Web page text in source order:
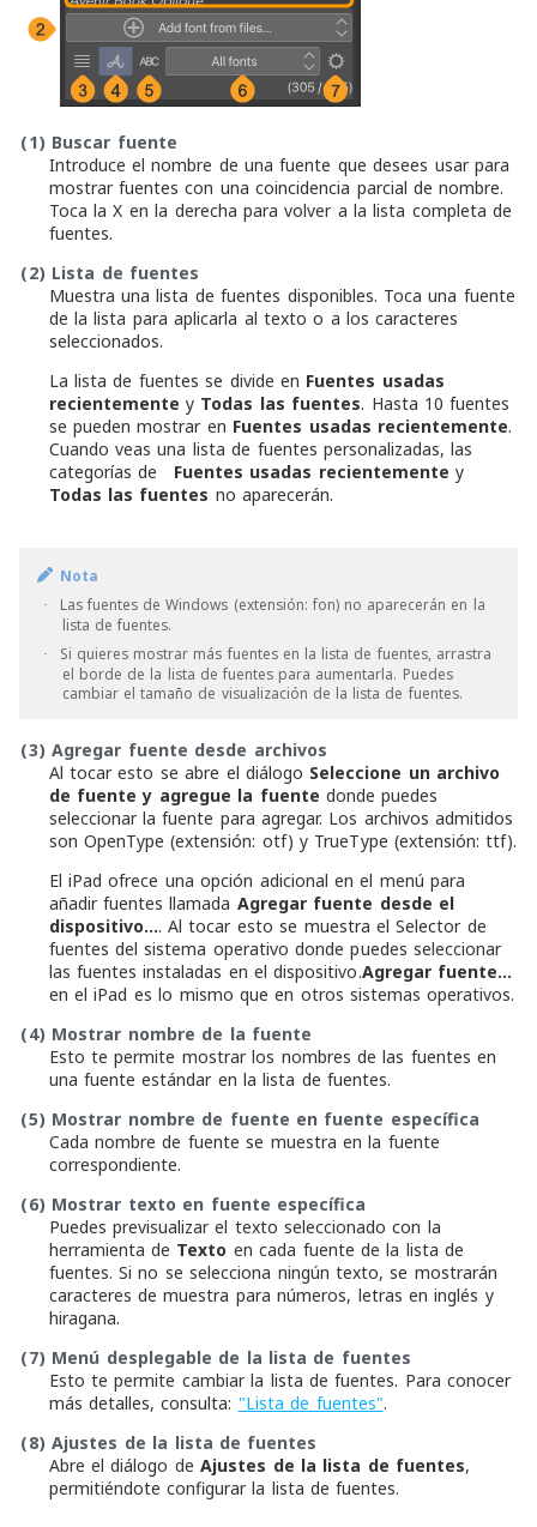
(1) Buscar fuente
Introduce el nombre de una fuente que desees usar para
mostrar fuentes con una coincidencia parcial de nombre.
Toca la X en la derecha para volver a la lista completa de
fuentes.
(2) Lista de fuentes
Muestra una lista de fuentes disponibles. Toca una fuente
de la lista para aplicarla al texto o a los caracteres
seleccionados.
La lista de fuentes se divide en Fuentes usadas
recientemente y Todas las fuentes. Hasta 10 fuentes
se pueden mostrar en Fuentes usadas recientemente.
Cuando veas una lista de fuentes personalizadas, las
categorías de
Fuentes usadas recientemente y
Todas las fuentes no aparecerán.
Nota
·
Las fuentes de Windows (extensión: fon) no aparecerán en la
lista de fuentes.
·
Si quieres mostrar más fuentes en la lista de fuentes, arrastra
el borde de la lista de fuentes para aumentarla. Puedes
cambiar el tamaño de visualización de la lista de fuentes.
(3) Agregar fuente desde archivos
Al tocar esto se abre el diálogo Seleccione un archivo
de fuente y agregue la fuente donde puedes
seleccionar la fuente para agregar. Los archivos admitidos
son OpenType (extensión: otf) y TrueType (extensión: ttf).
El iPad ofrece una opción adicional en el menú para
añadir fuentes llamada Agregar fuente desde el
dispositivo.... Al tocar esto se muestra el Selector de
fuentes del sistema operativo donde puedes seleccionar
las fuentes instaladas en el dispositivo.Agregar fuente...
en el iPad es lo mismo que en otros sistemas operativos.
(4) Mostrar nombre de la fuente
Esto te permite mostrar los nombres de las fuentes en
una fuente estándar en la lista de fuentes.
(5) Mostrar nombre de fuente en fuente específica
Cada nombre de fuente se muestra en la fuente
correspondiente.
(6) Mostrar texto en fuente específica
Puedes previsualizar el texto seleccionado con la
herramienta de Texto en cada fuente de la lista de
fuentes. Si no se selecciona ningún texto, se mostrarán
caracteres de muestra para números, letras en inglés y
hiragana.
(7) Menú desplegable de la lista de fuentes
Esto te permite cambiar la lista de fuentes. Para conocer
más detalles, consulta: "Lista de fuentes".
(8) Ajustes de la lista de fuentes
Abre el diálogo deAjustes de la lista de fuentes,
permitiéndote configurar la lista de fuentes.